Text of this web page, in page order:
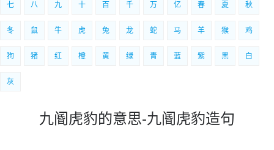
七 八 九 十 百 千 万 亿 春 夏 秋
冬 鼠 牛 虎 兔 龙 蛇 马 羊 猴 鸡
狗 猪 红 橙 黄 绿 青 蓝 紫 黑 白
灰
九阍虎豹的意思-九阍虎豹造句